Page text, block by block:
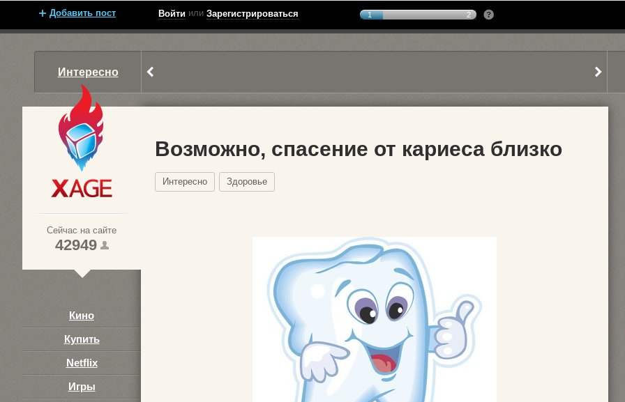
Добавить пост Войти или Зарегистрироваться 1 2
Интересно
Сейчас на сайте
42949
Кино
Купить
Netflix
Игры
Возможно, спасение от кариеса близко
Интересно Здоровье